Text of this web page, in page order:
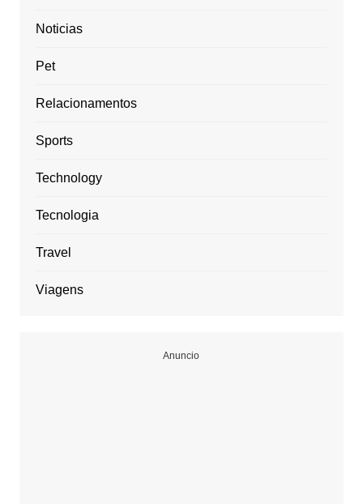
Noticias
Pet
Relacionamentos
Sports
Technology
Tecnologia
Travel
Viagens
Anuncio